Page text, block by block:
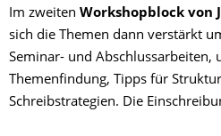
Im zweiten Workshopblock von
sich die Themen dann verstärkt
Seminar- und Abschlussarbeiten,
Themenfindung, Tipps für
Schreibstrategien. Die